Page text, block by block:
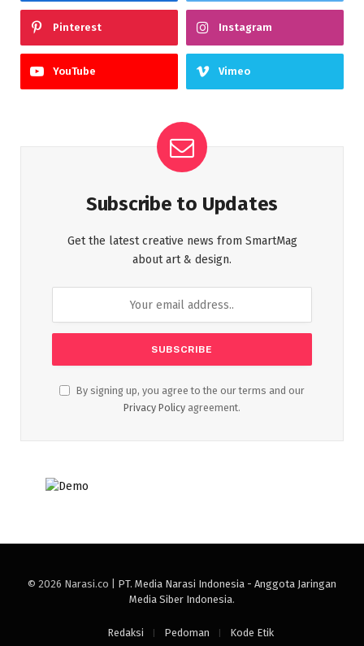
Pinterest Instagram
YouTube Vimeo
Subscribe to Updates
Get the latest creative news from SmartMag
about art & design.
By signing up, you agree to the our terms and our
Privacy Policy agreement.
© 2026 Narasi.co | PT. Media Narasi Indonesia - Anggota Jaringan
Media Siber Indonesia.
Redaksi Pedoman Kode Etik